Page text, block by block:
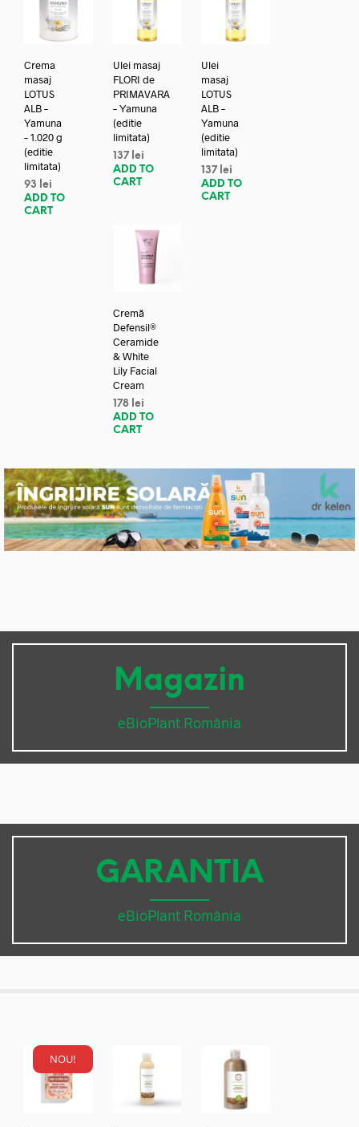
Crema
masaj
LOTUS
ALB –
Yamuna
– 1.020 g
(editie
limitata)
93
lei
ADD TO
CART
Ulei masaj
FLORI de
PRIMAVARA
– Yamuna
(editie
limitata)
137 lei
ADD TO
CART
Ulei
masaj
LOTUS
ALB –
Yamuna
(editie
limitata)
137 lei
ADD TO
CART
Cremă
Defensil®
Ceramide
& White
Lily Facial
Cream
178 lei
ADD TO
CART
Magazin
eBioPlant România
GARANTIA
eBioPlant România
NOU!